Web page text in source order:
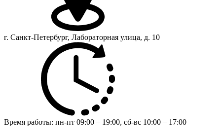
г. Санкт-Петербург, Лабораторная улица, д. 10
Время работы: пн-пт 09:00 – 19:00, сб-вс 10:00 – 17:00